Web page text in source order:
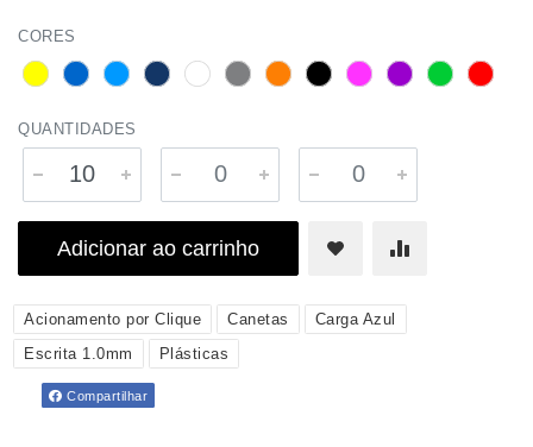
CORES
QUANTIDADES
Adicionar ao carrinho
Acionamento por Clique Canetas
Carga Azul
Escrita 1.0mm
Plásticas
Compartilhar